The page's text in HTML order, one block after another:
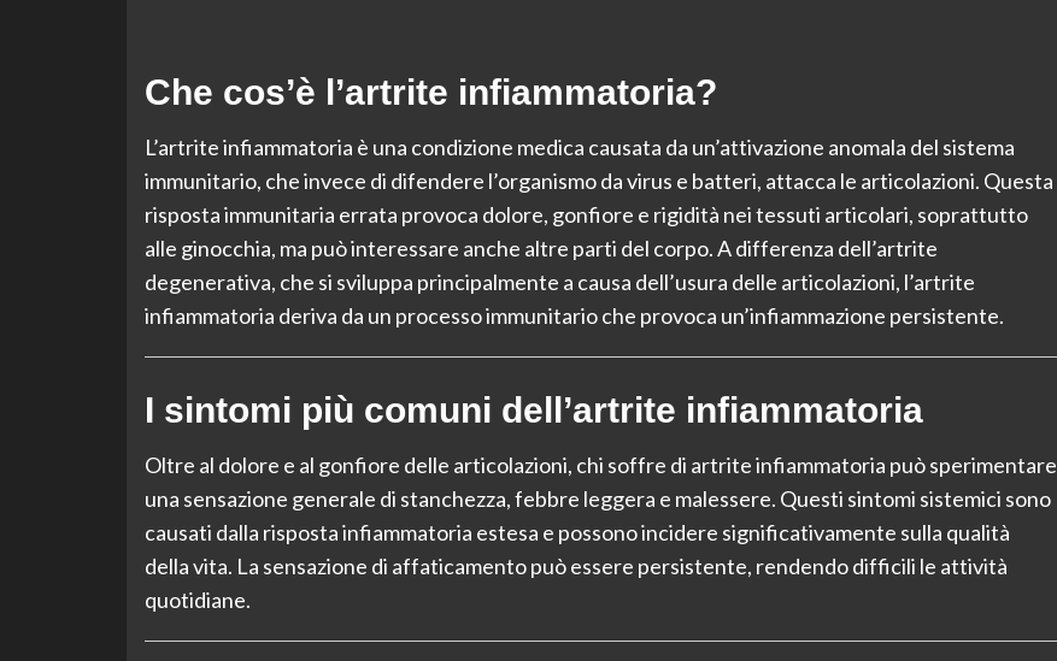
Che cos’è l’artrite infiammatoria?
L’artrite infiammatoria è una condizione medica causata da un’attivazione anomala del sistema
immunitario, che invece di difendere l’organismo da virus e batteri, attacca le articolazioni. Questa
risposta immunitaria errata provoca dolore, gonfiore e rigidità nei tessuti articolari, soprattutto
alle ginocchia, ma può interessare anche altre parti del corpo. A differenza dell’artrite
degenerativa, che si sviluppa principalmente a causa dell’usura delle articolazioni, l’artrite
infiammatoria deriva da un processo immunitario che provoca un’infiammazione persistente.
I sintomi più comuni dell’artrite infiammatoria
Oltre al dolore e al gonfiore delle articolazioni, chi soffre di artrite infiammatoria può sperimentare
una sensazione generale di stanchezza, febbre leggera e malessere. Questi sintomi sistemici sono
causati dalla risposta infiammatoria estesa e possono incidere significativamente sulla qualità
della vita. La sensazione di affaticamento può essere persistente, rendendo difficili le attività
quotidiane.